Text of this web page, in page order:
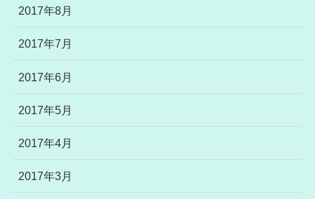
2017年8月
2017年7月
2017年6月
2017年5月
2017年4月
2017年3月